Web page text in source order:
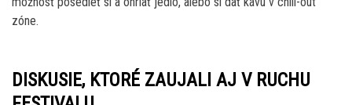
zóne.
DISKUSIE, KTORÉ ZAUJALI AJ V RUCHU